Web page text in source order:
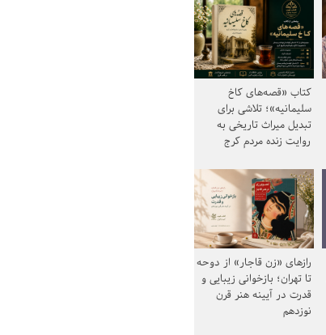
کتاب «قصه‌های کاخ
سلیمانیه»؛ تلاشی برای
تبدیل میراث تاریخی به
روایت زنده مردم کرج
رازهای «زن قاجار» از دوحه
تا تهران؛ بازخوانی زیبایی و
قدرت در آیینه هنر قرن
نوزدهم